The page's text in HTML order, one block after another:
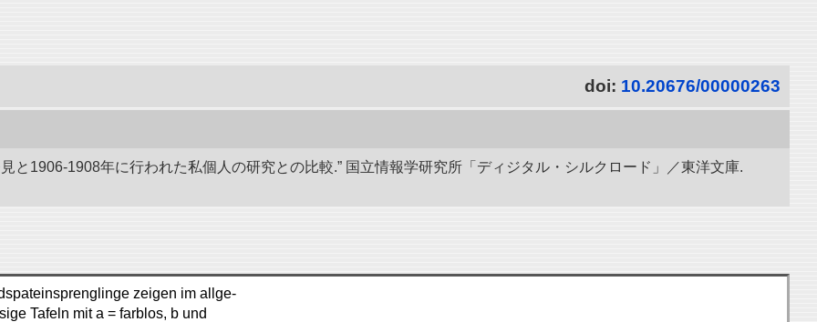
doi: 10.20676/00000263
と1906-1908年に行われた私個人の研究との比較.” 国立情報学研究所「ディジタル・シルクロード」／東洋文庫.
zeigen im allge-
Tafeln mit a = farblos, b und